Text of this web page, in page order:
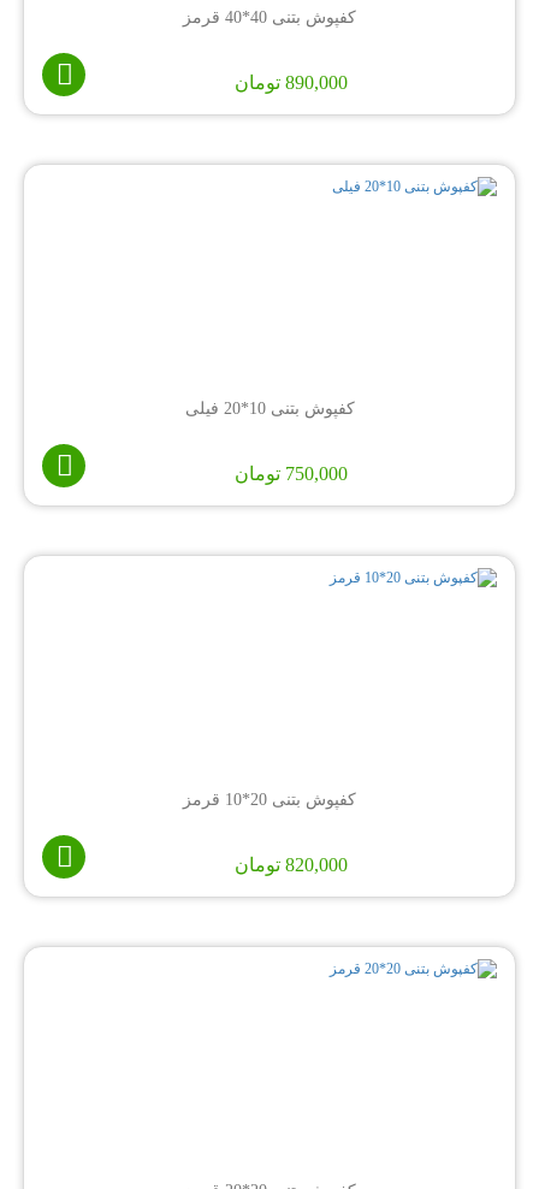
کفپوش بتنی 40*40 قرمز
890,000 تومان
کفپوش بتنی 10*20 فیلی
750,000 تومان
کفپوش بتنی 20*10 قرمز
820,000 تومان